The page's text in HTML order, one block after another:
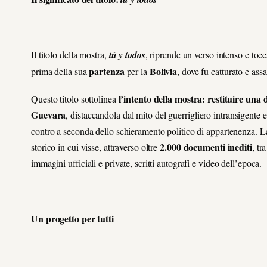
Il titolo della mostra,tú y todos, riprende un verso intenso e
prima della suapartenzaper laBolivia, dove fu catturato e
Questo titolo sottolineal’intento della mostra: restituire una
Guevara, distaccandola dal mito del guerrigliero intransigente
contro a seconda dello schieramento politico di appartenenza.
storico in cui visse, attraverso oltre2.000 documenti inediti,
immagini ufficiali e private, scritti autografi e video dell’epoca.
Un progetto per tutti